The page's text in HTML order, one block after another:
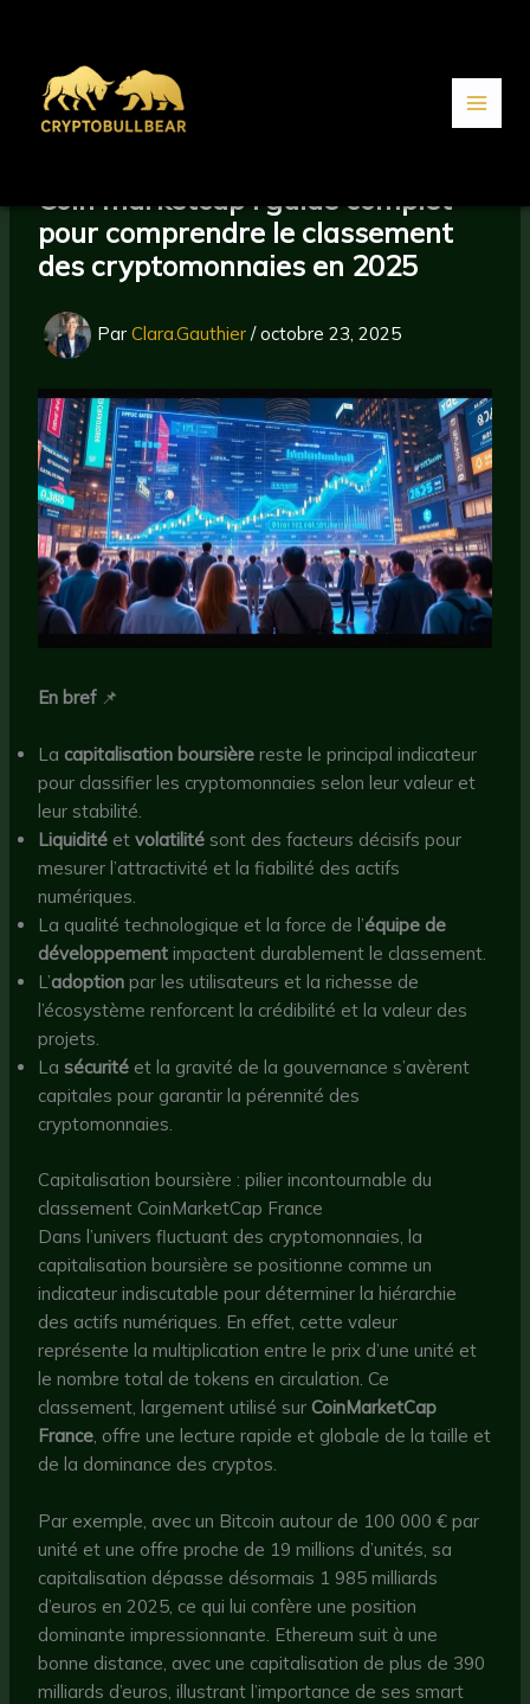
Coin marketcap : guide complet
pour comprendre le classement
des cryptomonnaies en 2025
ParClara.Gauthier/octobre 23, 2025
En bref📌
La capitalisation boursière reste le principal indicateur
pour classifier les cryptomonnaies selon leur valeur et
leur stabilité.
Liquidité etvolatilité sont des facteurs décisifs pour
mesurer l’attractivité et la fiabilité des actifs
numériques.
La qualité technologique et la force de l’équipe de
développement impactent durablement le classement.
L’adoption par les utilisateurs et la richesse de
l’écosystème renforcent la crédibilité et la valeur des
projets.
Lasécurité et la gravité de la gouvernance s’avèrent
capitales pour garantir la pérennité des
cryptomonnaies.
Capitalisation boursière : pilier incontournable du
classement CoinMarketCap France
Dans l’univers fluctuant des cryptomonnaies, la
capitalisation boursière se positionne comme un
indicateur indiscutable pour déterminer la hiérarchie
des actifs numériques. En effet, cette valeur
représente la multiplication entre le prix d’une unité et
le nombre total de tokens en circulation. Ce
classement, largement utilisé sur CoinMarketCap
France, offre une lecture rapide et globale de la taille et
de la dominance des cryptos.
Par exemple, avec un Bitcoin autour de 100 000 € par
unité et une offre proche de 19 millions d’unités, sa
capitalisation dépasse désormais 1 985 milliards
d’euros en 2025, ce qui lui confère une position
dominante impressionnante. Ethereum suit à une
bonne distance, avec une capitalisation de plus de 390
milliards d’euros, illustrant l’importance de ses smart